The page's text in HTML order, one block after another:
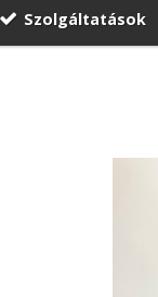
Szolgáltatások